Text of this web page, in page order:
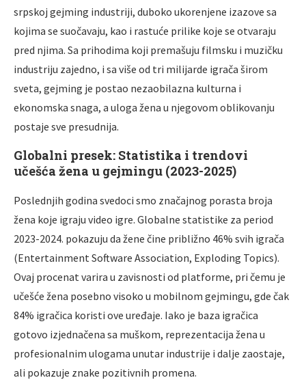
srpskoj gejming industriji, duboko ukorenjene izazove sa
kojima se suočavaju, kao i rastuće prilike koje se otvaraju
pred njima. Sa prihodima koji premašuju filmsku i muzičku
industriju zajedno, i sa više od tri milijarde igrača širom
sveta, gejming je postao nezaobilazna kulturna i
ekonomska snaga, a uloga žena u njegovom oblikovanju
postaje sve presudnija.
Globalni presek: Statistika i trendovi
učešća žena u gejmingu (2023-2025)
Poslednjih godina svedoci smo značajnog porasta broja
žena koje igraju video igre. Globalne statistike za period
2023-2024. pokazuju da žene čine približno 46% svih igrača
(Entertainment Software Association, Exploding Topics).
Ovaj procenat varira u zavisnosti od platforme, pri čemu je
učešće žena posebno visoko u mobilnom gejmingu, gde čak
84% igračica koristi ove uređaje. Iako je baza igračica
gotovo izjednačena sa muškom, reprezentacija žena u
profesionalnim ulogama unutar industrije i dalje zaostaje,
ali pokazuje znake pozitivnih promena.